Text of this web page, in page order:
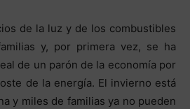
de la luz y de los combustibles
y, por primera vez, se ha
de un parón de la economía por
de la energía. El invierno está
y miles de familias ya no pueden